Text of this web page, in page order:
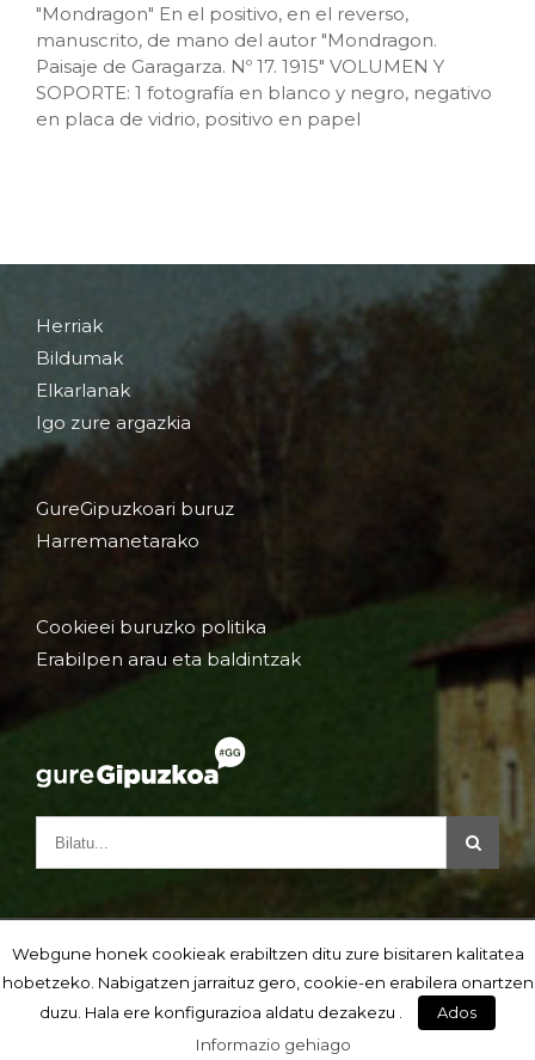
"Mondragon" En el positivo, en el reverso,
manuscrito, de mano del autor "Mondragon.
Paisaje de Garagarza. Nº 17. 1915" VOLUMEN Y
SOPORTE: 1 fotografía en blanco y negro, negativo
en placa de vidrio, positivo en papel
Herriak
Bildumak
Elkarlanak
Igo zure argazkia
GureGipuzkoari buruz
Harremanetarako
Cookieei buruzko politika
Erabilpen arau eta baldintzak
Webgune honek cookieak erabiltzen ditu zure bisitaren kalitatea
hobetzeko. Nabigatzen jarraituz gero, cookie-en erabilera onartzen
duzu. Hala ere konfigurazioa aldatu dezakezu .
Ados
Informazio gehiago